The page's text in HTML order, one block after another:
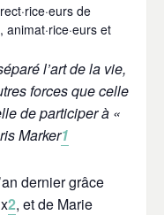
de
et
l’art de la vie,
forces que celle
de participer à «
Marker1
dernier grâce
2, et de Marie